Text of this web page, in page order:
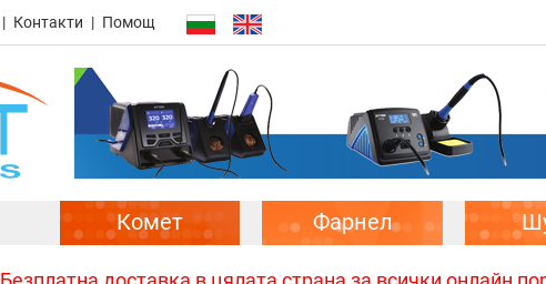
Контакти Помощ
Комет Фарнел